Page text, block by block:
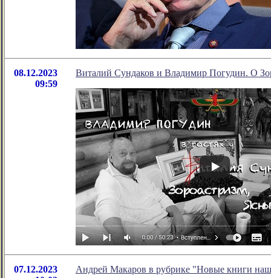
08.12.2023
09:59
Виталий Сундаков и Владимир Погудин. О
07.12.2023
Андрей Макаров в рубрике "Новые книги